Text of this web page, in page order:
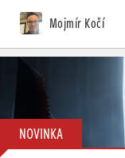
Mojmír Kočí
NOVINKA